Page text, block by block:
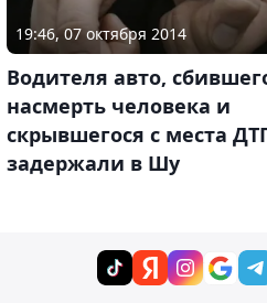
19:46, 07 октября 2014
Водителя авто,
насмерть человека и
скрывшегося с места
задержали в Шу